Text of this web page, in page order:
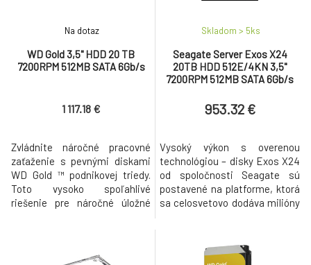
WD Gold 3,5" HDD 20 TB
7200RPM 512MB SATA 6Gb/s
Na dotaz
1 117.18 €
Zvládnite náročné pracovné
zaťaženie s pevnými diskami
WD Gold ™ podnikovej triedy.
Toto vysoko spoľahlivé
riešenie pre náročné úložné
MTBF, technológiu ochrany
Seagate Server Exos X24
20TB HDD 512E/4KN 3,5"
7200RPM 512MB SATA 6Gb/s
Skladom > 5ks
953.32 €
Vysoký výkon s overenou
technológiou – disky Exos X24
od spoločnosti Seagate sú
postavené na platforme, ktorá
sa celosvetovo dodáva milióny
cloudových služieb. Exos X24,
navrhnutý s najvyššou